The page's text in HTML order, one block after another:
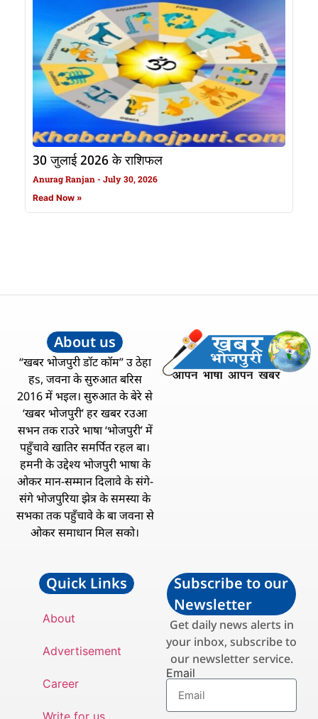
30 जुलाई 2026 के राशिफल
Anurag Ranjan July 30, 2026
Read Now »
About us
“खबर भोजपुरी डॉट कॉम” उ ठेहा
हs, जवना के सुरुआत बरिस
2016 में भइल। सुरुआत के बेरे से
‘खबर भोजपुरी’ हर खबर रउआ
सभन तक राउरे भाषा ‘भोजपुरी’ में
पहुँचावे खातिर समर्पित रहल बा।
हमनी के उद्देश्य भोजपुरी भाषा के
ओकर मान-सम्मान दिलावे के संगे-
संगे भोजपुरिया झेत्र के समस्या के
सभका तक पहुँचावे के बा जवना से
ओकर समाधान मिल सको।
Quick Links
About
Advertisement
Career
Subscribe to our
Newsletter
Get daily news alerts in
your inbox, subscribe to
our newsletter service.
Email